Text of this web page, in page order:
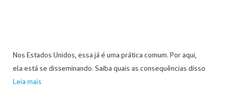
Nos Estados Unidos, essa já é uma prática comum. Por aqui,
ela está se disseminando. Saiba quais as consequências disso
Leia mais